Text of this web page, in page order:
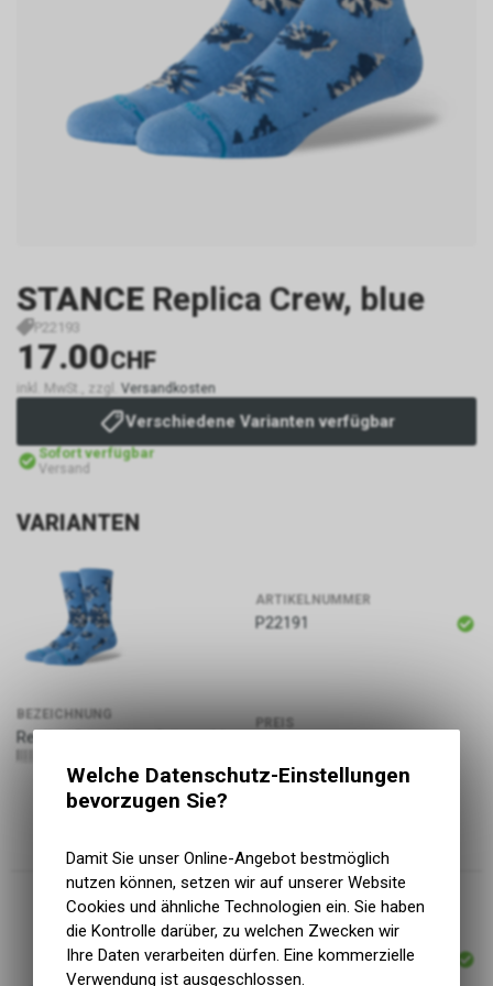
STANCE Replica Crew, blue
P22193
17.00CHF
inkl. MwSt., zzgl. Versandkosten
Verschiedene Varianten verfügbar
Sofort verfügbar
Versand
VARIANTEN
ARTIKELNUMMER
P22191
BEZEICHNUNG
Replica Crew, blue, Grösse M
ARTIKELNUMMER
P22192
Welche Datenschutz-Einstellungen
bevorzugen Sie?
Damit Sie unser Online-Angebot bestmöglich
nutzen können, setzen wir auf unserer Website
Cookies und ähnliche Technologien ein. Sie haben
die Kontrolle darüber, zu welchen Zwecken wir
Ihre Daten verarbeiten dürfen. Eine kommerzielle
Verwendung ist ausgeschlossen.